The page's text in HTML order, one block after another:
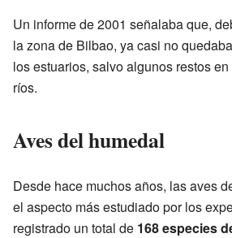
Un informe de 2001 señalaba que,
la zona de Bilbao, ya casi no
los estuarios, salvo algunos restos
ríos.
Aves del humedal
Desde hace muchos años, las aves
el aspecto más estudiado por los
registrado un total de 168 especies